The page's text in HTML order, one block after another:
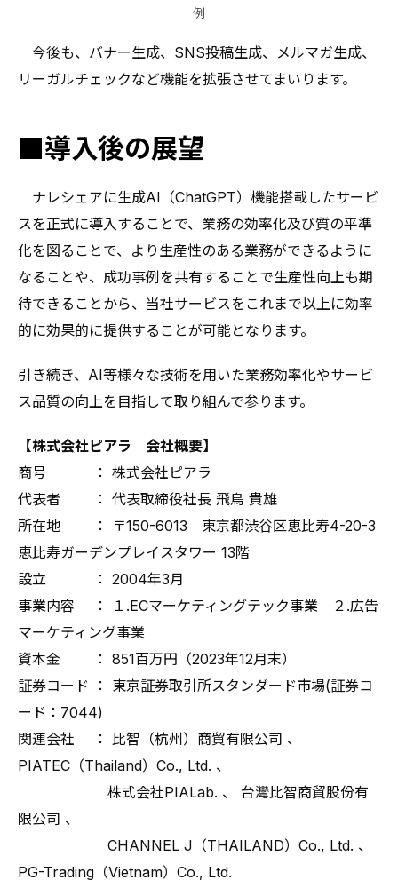
例
今後も、バナー生成、SNS投稿生成、メルマガ生成、
リーガルチェックなど機能を拡張させてまいります。
■導入後の展望
ナレシェアに生成AI（ChatGPT）機能搭載したサービ
スを正式に導入することで、業務の効率化及び質の平準
化を図ることで、より生産性のある業務ができるように
なることや、成功事例を共有することで生産性向上も期
待できることから、当社サービスをこれまで以上に効率
的に効果的に提供することが可能となります。
引き続き、AI等様々な技術を用いた業務効率化やサービ
ス品質の向上を目指して取り組んで参ります。
【株式会社ピアラ 会社概要】
商号 ： 株式会社ピアラ
代表者 ： 代表取締役社長 飛鳥 貴雄
所在地 ： 〒150-6013 東京都渋谷区恵比寿4-20-3
恵比寿ガーデンプレイスタワー 13階
設立 ： 2004年3月
事業内容 ： １.ECマーケティングテック事業 ２.広告
マーケティング事業
資本金 ： 851百万円（2023年12月末）
証券コード ： 東京証券取引所スタンダード市場(証券コ
ード：7044)
関連会社 ： 比智（杭州）商貿有限公司 、
PIATEC（Thailand）Co., Ltd. 、
株式会社PIALab. 、 台灣比智商貿股份有
限公司 、
CHANNEL J（THAILAND）Co., Ltd. 、
PG-Trading（Vietnam）Co., Ltd.